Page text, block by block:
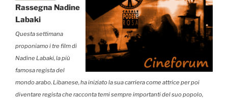
Rassegna Nadine
Labaki
Questa settimana
proponiamo i tre film di
Nadine Labaki, la più
famosa regista del
mondo arabo. Libanese, ha iniziato la sua carriera come attrice per poi
diventare regista che racconta temi sempre importanti del suo popolo,